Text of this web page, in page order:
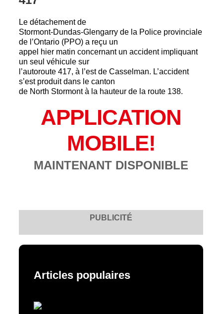
Le détachement de
Stormont-Dundas-Glengarry de la Police provinciale
de l’Ontario (PPO) a reçu un
appel hier matin concernant un accident impliquant
un seul véhicule sur
l’autoroute 417, à l’est de Casselman. L’accident
s’est produit dans le canton
de North Stormont à la hauteur de la route 138.
APPLICATION
MOBILE!
MAINTENANT DISPONIBLE
PUBLICITÉ
Articles populaires